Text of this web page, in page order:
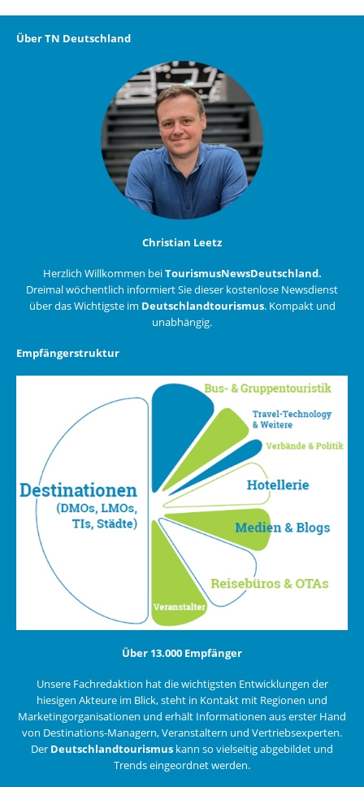
Über TN Deutschland
Christian Leetz
Herzlich Willkommen beiTourismusNewsDeutschland.
Dreimal wöchentlich informiert Sie dieser kostenlose Newsdienst
über das Wichtigste im Deutschlandtourismus. Kompakt und
unabhängig.
Empfängerstruktur
Über 13.000 Empfänger
Unsere Fachredaktion hat die wichtigsten Entwicklungen der
hiesigen Akteure im Blick, steht in Kontakt mit Regionen und
Marketingorganisationen und erhält Informationen aus erster Hand
von Destinations-Managern, Veranstaltern und Vertriebsexperten.
Der Deutschlandtourismus kann so vielseitig abgebildet und
Trends eingeordnet werden.